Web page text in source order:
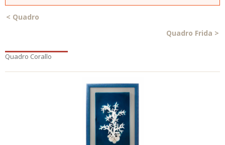
< Quadro
Quadro Frida >
Quadro Corallo